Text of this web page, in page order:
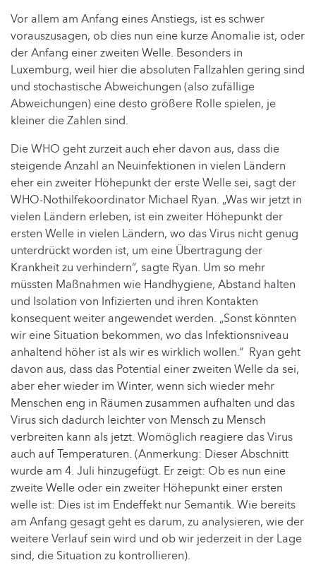
Vor allem am Anfang eines Anstiegs, ist es schwer
vorauszusagen, ob dies nun eine kurze Anomalie ist, oder
der Anfang einer zweiten Welle. Besonders in
Luxemburg, weil hier die absoluten Fallzahlen gering sind
und stochastische Abweichungen (also zufällige
Abweichungen) eine desto größere Rolle spielen, je
kleiner die Zahlen sind.
Die WHO geht zurzeit auch eher davon aus, dass die
steigende Anzahl an Neuinfektionen in vielen Ländern
eher ein zweiter Höhepunkt der erste Welle sei, sagt der
WHO-Nothilfekoordinator Michael Ryan. „Was wir jetzt in
vielen Ländern erleben, ist ein zweiter Höhepunkt der
ersten Welle in vielen Ländern, wo das Virus nicht genug
unterdrückt worden ist, um eine Übertragung der
Krankheit zu verhindern“, sagte Ryan. Um so mehr
müssten Maßnahmen wie Handhygiene, Abstand halten
und Isolation von Infizierten und ihren Kontakten
konsequent weiter angewendet werden. „Sonst könnten
wir eine Situation bekommen, wo das Infektionsniveau
anhaltend höher ist als wir es wirklich wollen.“ Ryan geht
davon aus, dass das Potential einer zweiten Welle da sei,
aber eher wieder im Winter, wenn sich wieder mehr
Menschen eng in Räumen zusammen aufhalten und das
Virus sich dadurch leichter von Mensch zu Mensch
verbreiten kann als jetzt. Womöglich reagiere das Virus
auch auf Temperaturen. (Anmerkung: Dieser Abschnitt
wurde am 4. Juli hinzugefügt. Er zeigt: Ob es nun eine
zweite Welle oder ein zweiter Höhepunkt einer ersten
welle ist: Dies ist im Endeffekt nur Semantik. Wie bereits
am Anfang gesagt geht es darum, zu analysieren, wie der
weitere Verlauf sein wird und ob wir jederzeit in der Lage
sind, die Situation zu kontrollieren).